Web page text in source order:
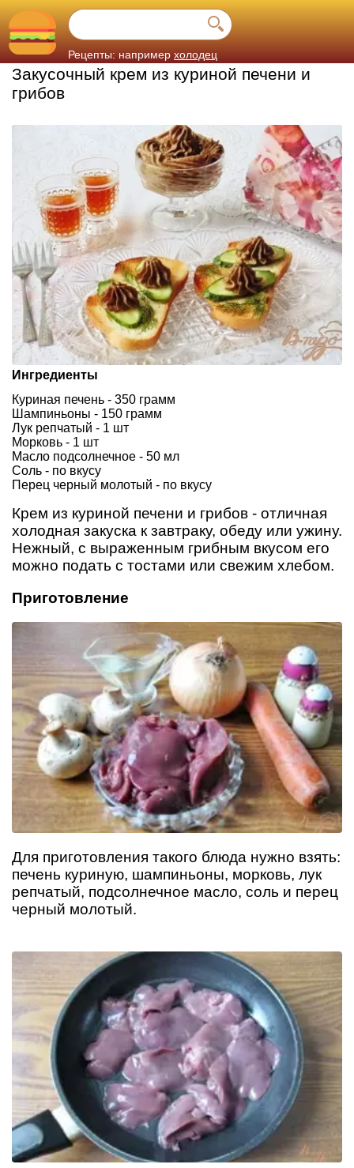
Рецепты: например холодец
Закусочный крем из куриной печени и
грибов
Ингредиенты
Куриная печень - 350 грамм
Шампиньоны - 150 грамм
Лук репчатый - 1 шт
Морковь - 1 шт
Масло подсолнечное - 50 мл
Соль - по вкусу
Перец черный молотый - по вкусу
Крем из куриной печени и грибов - отличная
холодная закуска к завтраку, обеду или ужину.
Нежный, с выраженным грибным вкусом его
можно подать с тостами или свежим хлебом.
Приготовление
Для приготовления такого блюда нужно взять:
печень куриную, шампиньоны, морковь, лук
репчатый, подсолнечное масло, соль и перец
черный молотый.